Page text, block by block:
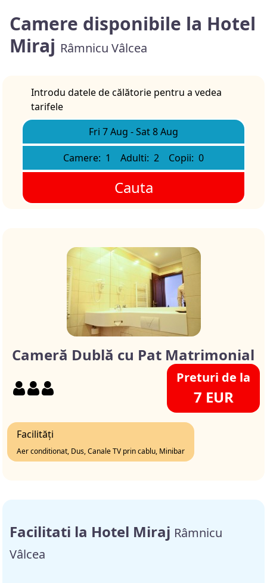
Camere disponibile la Hotel
Miraj Râmnicu Vâlcea
Introdu datele de călătorie pentru a vedea
tarifele
Fri 7 Aug -Sat 8 Aug
Camere: 1 Adulti: 2 Copii: 0
Cauta
Cameră Dublă cu Pat Matrimonial
Preturi de la
7 EUR
Facilități
Aer conditionat, Dus, Canale TV prin cablu, Minibar
Facilitati la Hotel Miraj Râmnicu
Vâlcea